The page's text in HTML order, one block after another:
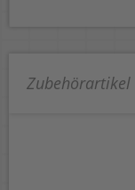
Zubehörartikel